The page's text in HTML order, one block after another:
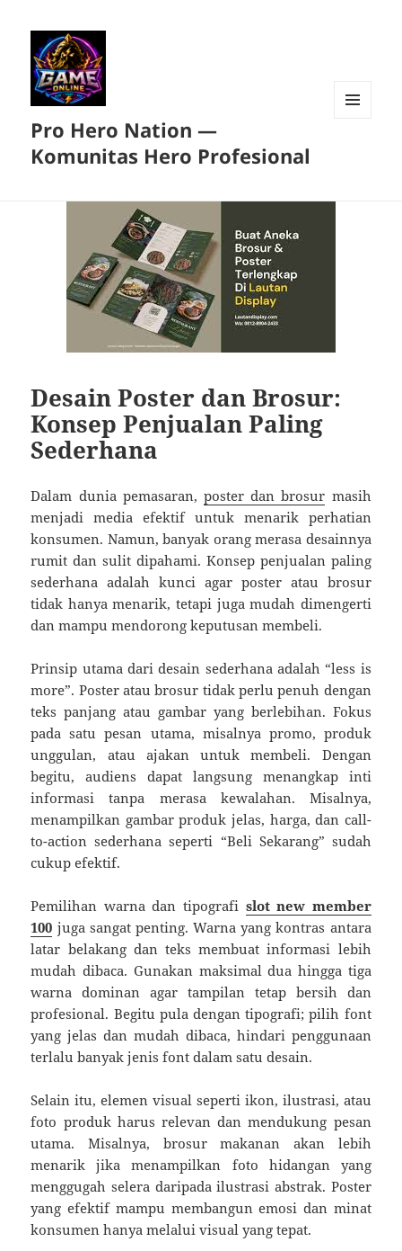
Pro Hero Nation —
Komunitas Hero Profesional
Desain Poster dan Brosur:
Konsep Penjualan Paling
Sederhana
Dalam dunia pemasaran, poster dan brosur masih
menjadi media efektif untuk menarik perhatian
konsumen. Namun, banyak orang merasa desainnya
rumit dan sulit dipahami. Konsep penjualan paling
sederhana adalah kunci agar poster atau brosur
tidak hanya menarik, tetapi juga mudah dimengerti
dan mampu mendorong keputusan membeli.
Prinsip utama dari desain sederhana adalah “less is
more”. Poster atau brosur tidak perlu penuh dengan
teks panjang atau gambar yang berlebihan. Fokus
pada satu pesan utama, misalnya promo, produk
unggulan, atau ajakan untuk membeli. Dengan
begitu, audiens dapat langsung menangkap inti
informasi tanpa merasa kewalahan. Misalnya,
menampilkan gambar produk jelas, harga, dan call-
to-action sederhana seperti “Beli Sekarang” sudah
cukup efektif.
Pemilihan warna dan tipografi slot new member
100 juga sangat penting. Warna yang kontras antara
latar belakang dan teks membuat informasi lebih
mudah dibaca. Gunakan maksimal dua hingga tiga
warna dominan agar tampilan tetap bersih dan
profesional. Begitu pula dengan tipografi; pilih font
yang jelas dan mudah dibaca, hindari penggunaan
terlalu banyak jenis font dalam satu desain.
Selain itu, elemen visual seperti ikon, ilustrasi, atau
foto produk harus relevan dan mendukung pesan
utama. Misalnya, brosur makanan akan lebih
menarik jika menampilkan foto hidangan yang
menggugah selera daripada ilustrasi abstrak. Poster
yang efektif mampu membangun emosi dan minat
konsumen hanya melalui visual yang tepat.